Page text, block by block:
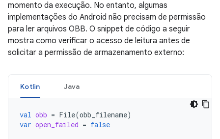
momento da execução. No entanto, algumas
implementações do Android não precisam de permissão
para ler arquivos OBB. O snippet de código a seguir
mostra como verificar o acesso de leitura antes de
solicitar a permissão de armazenamento externo:
Kotlin Java
val obb = File(obb_filename)
var open_failed = false